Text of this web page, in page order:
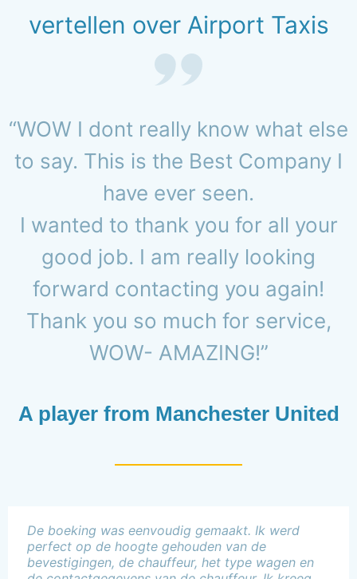
vertellen over Airport Taxis
“WOW I dont really know what else
to say. This is the Best Company I
have ever seen.
I wanted to thank you for all your
good job. I am really looking
forward contacting you again!
Thank you so much for service,
WOW- AMAZING!”
A player from Manchester United
De boeking was eenvoudig gemaakt. Ik werd
perfect op de hoogte gehouden van de
bevestigingen, de chauffeur, het type wagen en